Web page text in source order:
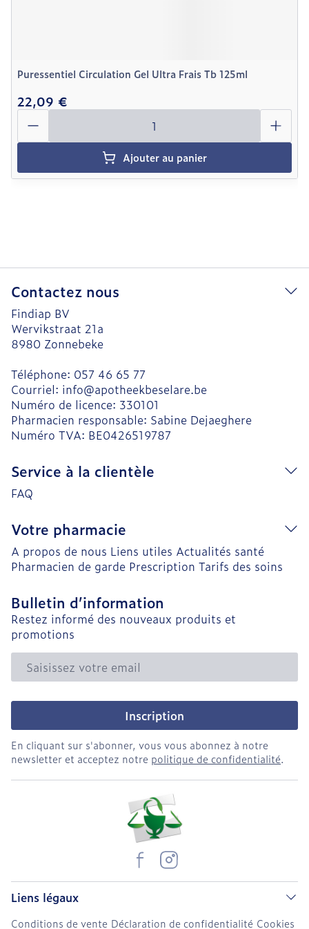
Puressentiel Circulation Gel Ultra Frais Tb 125ml
22,09 €
Quantité
Ajouter au panier
Contactez nous
Findiap BV
Wervikstraat 21a
8980 Zonnebeke
Téléphone: 057 46 65 77
Courriel: info@apotheekbeselare.be
Numéro de licence: 330101
Pharmacien responsable: Sabine Dejaeghere
Numéro TVA: BE0426519787
Service à la clientèle
FAQ
Votre pharmacie
A propos de nous Liens utiles Actualités santé
Pharmacien de garde Prescription Tarifs des soins
Bulletin d’information
Restez informé des nouveaux produits et
promotions
Adresse mail
Inscription
En cliquant sur s'abonner, vous vous abonnez à notre
newsletter et acceptez notre politique de confidentialité.
Liens légaux
Conditions de vente Déclaration de confidentialité Cookies